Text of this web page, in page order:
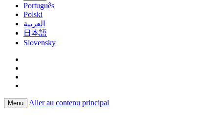
Português
Polski
العربية
日本語
Slovensky
Menu Aller au contenu principal